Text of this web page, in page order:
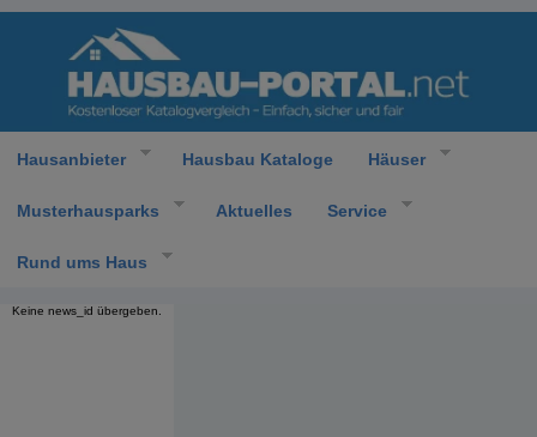
Hausanbieter Hausbau Kataloge Häuser
Musterhausparks Aktuelles Service
Rund ums Haus
Keine news_id übergeben.